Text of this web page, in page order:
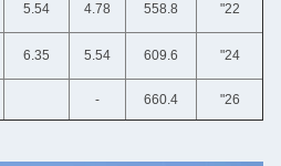
558.8
4.78
5.54
6.35
609.6
5.54
6.35
6.35
660.4
-